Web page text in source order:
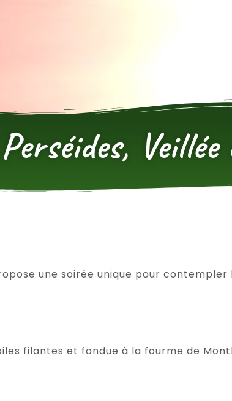
une soirée unique pour contempler
filantes et fondue à la fourme de